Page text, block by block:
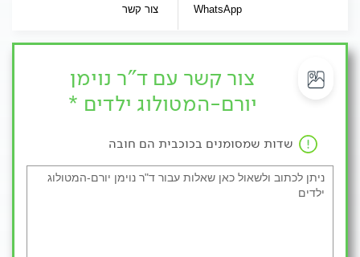
WhatsApp צור קשר
צור קשר עם ד"ר נוימן
יורם-המטולוג ילדים *
שדות שמסומנים בכוכבית הם חובה